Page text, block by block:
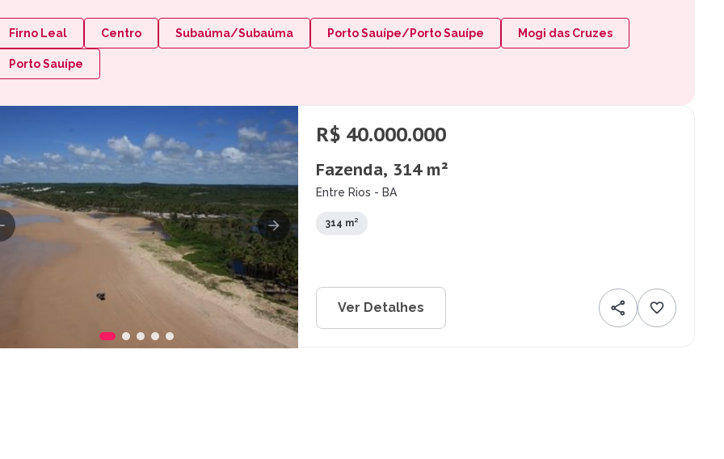
Firno Leal Centro Subaúma/Subaúma Porto Sauípe/Porto Sauípe Mogi das Cruzes
Porto Sauípe
R$ 40.000.000
Fazenda, 314 m²
Entre Rios - BA
314 m²
Ver Detalhes